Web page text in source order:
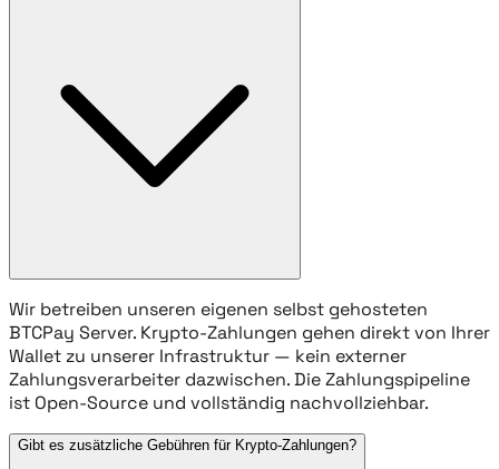
Wir betreiben unseren eigenen selbst gehosteten
BTCPay Server. Krypto-Zahlungen gehen direkt von Ihrer
Wallet zu unserer Infrastruktur — kein externer
Zahlungsverarbeiter dazwischen. Die Zahlungspipeline
ist Open-Source und vollständig nachvollziehbar.
Gibt es zusätzliche Gebühren für Krypto-Zahlungen?